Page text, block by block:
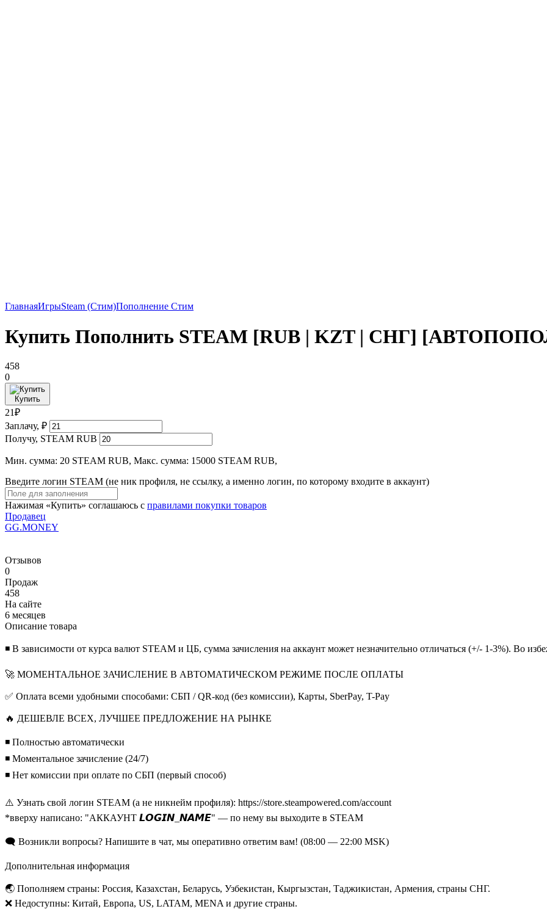
ГлавнаяИгрыSteam (Стим)Пополнение Стим
Купить Пополнить STEAM [RUB | KZT | СНГ]
458
0
Купить
21₽
Заплачу, ₽
Получу, STEAM RUB
Мин. сумма: 20 STEAM RUB, Макс. сумма: 15000 STEAM RUB,
Введите логин STEAM (не ник профиля, не ссылку, а именно логин, по которому входите в аккаунт)
Нажимая «Купить» соглашаюсь с правилами покупки товаров
Продавец
GG.MONEY
Отзывов
0
Продаж
458
На сайте
6 месяцев
Описание товара
◾️ В зависимости от курса валют STEAM и ЦБ, сумма зачисления на аккаунт может незначительно отличаться (+/- 1-3%). Во
🚀 МОМЕНТАЛЬНОЕ ЗАЧИСЛЕНИЕ В АВТОМАТИЧЕСКОМ РЕЖИМЕ ПОСЛЕ ОПЛАТЫ
✅ Оплата всеми удобными способами: СБП / QR-код (без комиссии), Карты, SberPay, T-Pay
🔥 ДЕШЕВЛЕ ВСЕХ, ЛУЧШЕЕ ПРЕДЛОЖЕНИЕ НА РЫНКЕ
◾️ Полностью автоматически
◾️ Моментальное зачисление (24/7)
◾️ Нет комиссии при оплате по СБП (первый способ)
⚠️ Узнать свой логин STEAM (а не никнейм профиля): https://store.steampowered.com/account
*вверху написано: "АККАУНТ 𝙇𝙊𝙂𝙄𝙉_𝙉𝘼𝙈𝙀" — по нему вы выходите в STEAM
🗨️ Возникли вопросы? Напишите в чат, мы оперативно ответим вам! (08:00 — 22:00 MSK)
Дополнительная информация
🌏 Пополняем страны: Россия, Казахстан, Беларусь, Узбекистан, Кыргызстан, Таджикистан, Армения, страны СНГ.
❌ Недоступны: Китай, Европа, US, LATAM, MENA и другие страны.